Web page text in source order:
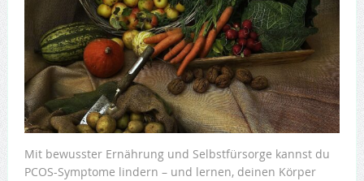
Mit bewusster Ernährung und Selbstfürsorge kannst du
PCOS-Symptome lindern – und lernen, deinen Körper